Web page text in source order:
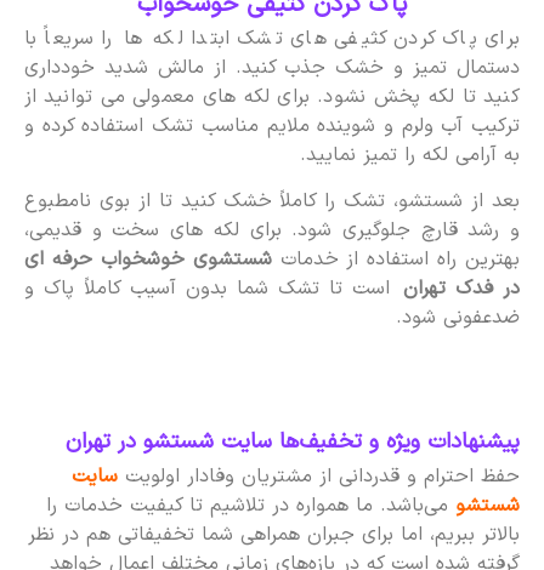
برای پاک کردن کثیفی های تشک ابتدا لکه ها را سریعاً با
دستمال تمیز و خشک جذب کنید. از مالش شدید خودداری
کنید تا لکه پخش نشود. برای لکه های معمولی می توانید از
ترکیب آب ولرم و شوینده ملایم مناسب تشک استفاده کرده و
به آرامی لکه را تمیز نمایید.
بعد از شستشو، تشک را کاملاً خشک کنید تا از بوی نامطبوع
و رشد قارچ جلوگیری شود. برای لکه های سخت و قدیمی،
بهترین راه استفاده از خدمات شستشوی خوشخواب حرفه ای
در فدک تهران است تا تشک شما بدون آسیب کاملاً پاک و
ضدعفونی شود.
پیشنهادات ویژه و تخفیف‌ها سایت شستشو در تهران
حفظ احترام و قدردانی از مشتریان وفادار اولویت سایت
شستشومی‌باشد. ما همواره در تلاشیم تا کیفیت خدمات را
بالاتر ببریم، اما برای جبران همراهی شما تخفیفاتی هم در نظر
گرفته شده است که در بازه‌های زمانی مختلف اعمال خواهد